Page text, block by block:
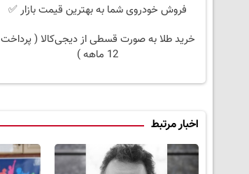
فروش خودروی شما به بهترین قیمت بازار ✅
خرید طلا به صورت قسطی از دیجی‌کالا ( پرداخت
12 ماهه )
اخبار مرتبط